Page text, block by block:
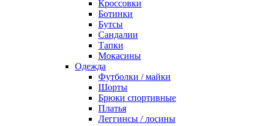
Кроссовки
Ботинки
Бутсы
Сандалии
Тапки
Мокасины
Одежда
Футболки / майки
Шорты
Брюки спортивные
Платья
Леггинсы / лосины